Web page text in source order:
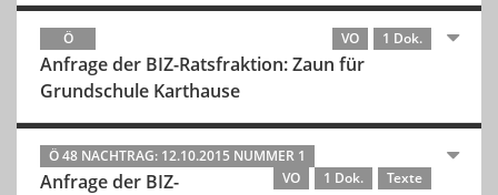
Ö VO 1 Dok.
Anfrage der BIZ-Ratsfraktion: Zaun für
Grundschule Karthause
Ö 48 NACHTRAG: 12.10.2015 NUMMER 1
VO
1 Dok. Texte
Anfrage der BIZ-